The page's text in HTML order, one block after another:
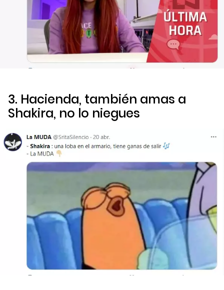
3. Hacienda, también amas a
Shakira, no lo niegues